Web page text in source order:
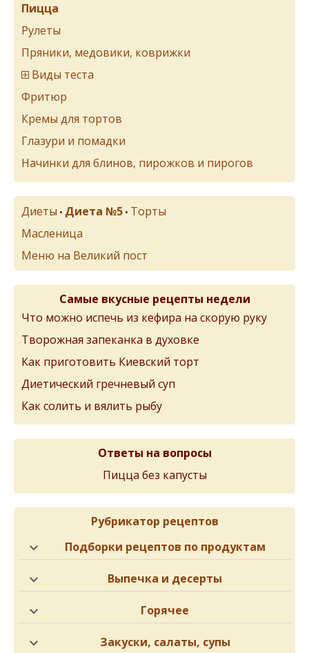
Пицца
Рулеты
Пряники, медовики, коврижки
Виды теста
Фритюр
Кремы для тортов
Глазури и помадки
Начинки для блинов, пирожков и пирогов
Диеты • Диета №5 • Торты
Масленица
Меню на Великий пост
Самые вкусные рецепты недели
Что можно испечь из кефира на скорую руку
Творожная запеканка в духовке
Как приготовить Киевский торт
Диетический гречневый суп
Как солить и вялить рыбу
Ответы на вопросы
Пицца без капусты
Рубрикатор рецептов
Подборки рецептов по продуктам
Выпечка и десерты
Горячее
Закуски, салаты, супы